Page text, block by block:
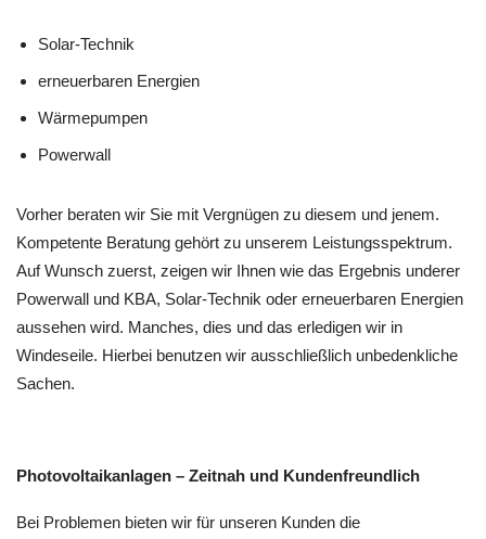
Solar-Technik
erneuerbaren Energien
Wärmepumpen
Powerwall
Vorher beraten wir Sie mit Vergnügen zu diesem und jenem.
Kompetente Beratung gehört zu unserem Leistungsspektrum.
Auf Wunsch zuerst, zeigen wir Ihnen wie das Ergebnis underer
Powerwall und KBA, Solar-Technik oder erneuerbaren Energien
aussehen wird. Manches, dies und das erledigen wir in
Windeseile. Hierbei benutzen wir ausschließlich unbedenkliche
Sachen.
Photovoltaikanlagen – Zeitnah und Kundenfreundlich
Bei Problemen bieten wir für unseren Kunden die